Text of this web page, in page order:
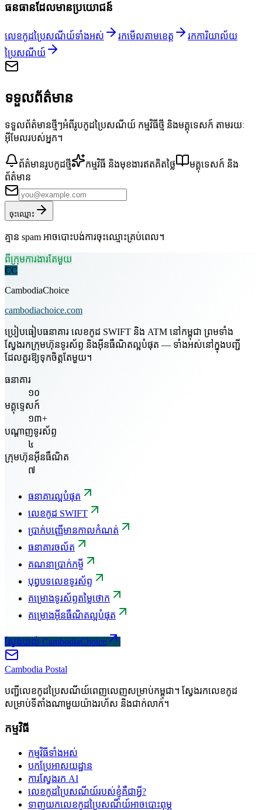
ធនធានដែលមានប្រយោជន៍
លេខកូដប្រៃសណីយ៍ទាំងអស់ រកមើលតាមខេត្ត
រកការិយាល័យ
ប្រៃសណីយ៍
ទទួលព័ត៌មាន
ទទួលព័ត៌មានថ្មីៗអំពីរូបកូដប្រៃសណីយ៍ កម្មវិធីថ្មី និងមគ្គុទេសក៍ តាមរយៈ
អ៊ីមែលរបស់អ្នក។
ព័ត៌មានរូបកូដថ្មី កម្មវិធី និងមុខងារឥតគិតថ្លៃ
មគ្គុទេសក៍ និង
ព័ត៌មាន
ចុះឈ្មោះ
គ្មាន spam អាចបោះបង់ការចុះឈ្មោះគ្រប់ពេល។
ពីក្រុមការងារតែមួយ
CC
CambodiaChoice
cambodiachoice.com
ប្រៀបធៀបធនាគារ លេខកូដ SWIFT និង ATM នៅកម្ពុជា ព្រមទាំង
ស្វែងរកក្រុមហ៊ុនទូរស័ព្ទ និងអ៊ីនធឺណិតល្អបំផុត — ទាំងអស់នៅក្នុងបញ្ជី
ដែលគួរឱ្យទុកចិត្តតែមួយ។
ធនាគារ
១០
មគ្គុទ្ទេសក៍
១៣+
បណ្តាញទូរស័ព្ទ
៤
ក្រុមហ៊ុនអ៊ីនធឺណិត
៧
ធនាគារល្អបំផុត
លេខកូដ SWIFT
ប្រាក់បញ្ញើមានកាលកំណត់
ធនាគារចល័ត
គណនាប្រាក់កម្ចី
បុព្វបទលេខទូរស័ព្ទ
គម្រោងទូរស័ព្ទតម្លៃថោក
គម្រោងអ៊ីនធឺណិតល្អបំផុត
ស្វែងយល់ CambodiaChoice
Cambodia Postal
បញ្ជីលេខកូដប្រៃសណីយ៍ពេញលេញសម្រាប់កម្ពុជា។ ស្វែងរកលេខកូដ
សម្រាប់ទីតាំងណាមួយយ៉ាងរហ័ស និងជាក់លាក់។
កម្មវិធី
កម្មវិធីទាំងអស់
បកប្រែអាសយដ្ឋាន
ការស្វែងរក AI
លេខកូដប្រៃសណីយ៍របស់ខ្ញុំគឺជាអ្វី?
ទាញយកលេខកូដប្រៃសណីយ៍អាចបោះពុម្ភ